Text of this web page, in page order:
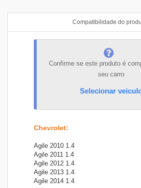
Compatibilidade do
Confirme se este produto é
seu carro
Selecionar
Chevrolet:
Agile 2010 1.4
Agile 2011 1.4
Agile 2012 1.4
Agile 2013 1.4
Agile 2014 1.4